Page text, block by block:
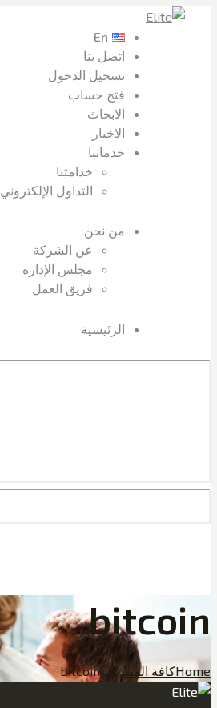
En
اتصل بنا
تسجيل الدخول
فتح حساب
الابحاث
الاخبار
خدماتنا
خدامتنا
التداول الإلكتروني
من نحن
عن الشركة
مجلس الإدارة
فريق العمل
الرئيسية
bitcoin
Homeكافة المنتدياتbitcoin